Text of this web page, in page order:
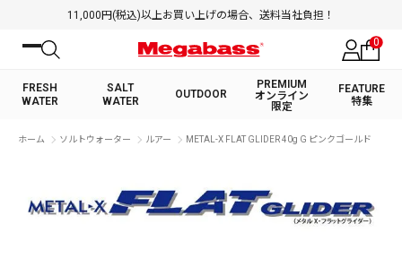
11,000円(税込)以上お買い上げの場合、送料当社負担！
0
FRESH
WATER
SALT
WATER
OUTDOOR
PREMIUM
オンライン
限定
FEATURE
特集
絞り込み検索
ホーム ソルトウォーター ルアー METAL-X FLAT GLIDER 40g G ピンクゴールド